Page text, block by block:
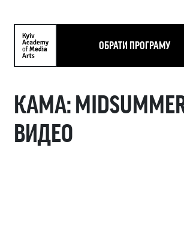
ОБРАТИ ПРОГРАМУ
КАМА:
ВИДЕО